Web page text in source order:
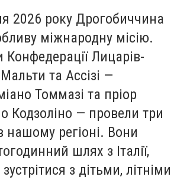
2026 року Дрогобиччина
міжнародну місію.
Лицарів-
та Ассізі —
Томмазі та пріор
Кодзоліно — провели три
нашому регіоні. Вони
шлях з Італії,
з дітьми, літніми